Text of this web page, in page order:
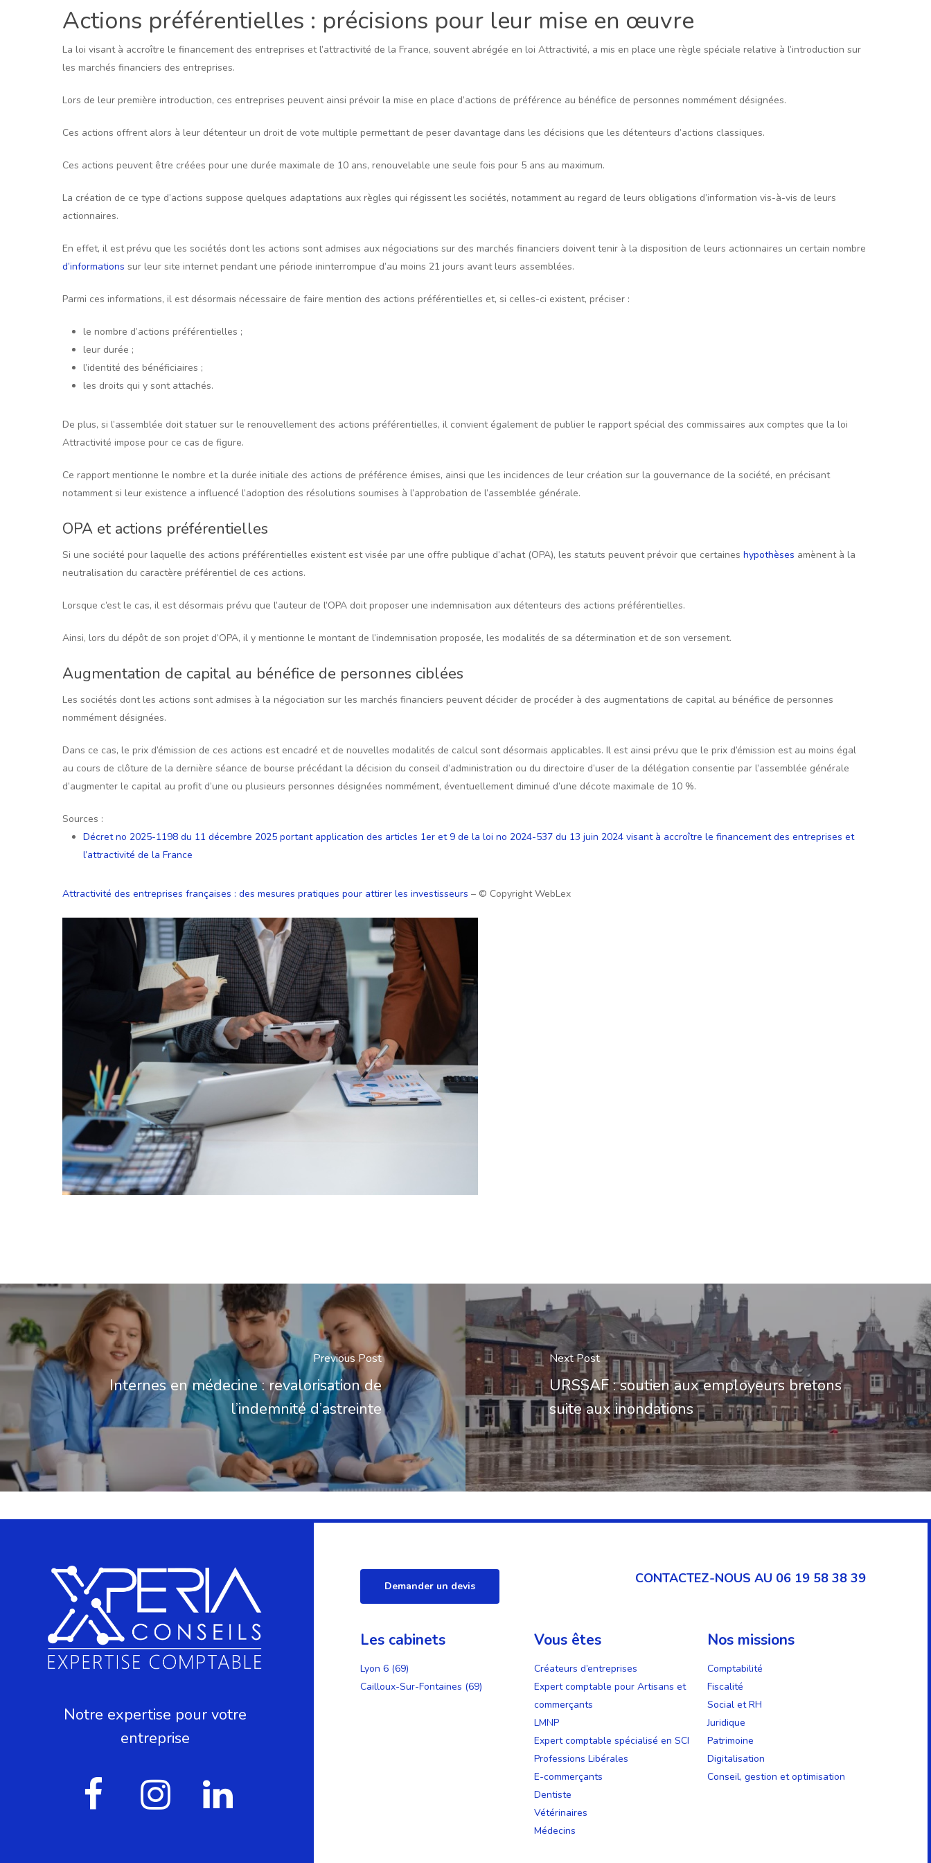
Actions préférentielles : précisions pour leur mise en œuvre
La loi visant à accroître le financement des entreprises et l’attractivité de la France, souvent abrégée en loi Attractivité, a mis en place une règle spéciale relative à l’introduction sur
les marchés financiers des entreprises.
Lors de leur première introduction, ces entreprises peuvent ainsi prévoir la mise en place d’actions de préférence au bénéfice de personnes nommément désignées.
Ces actions offrent alors à leur détenteur un droit de vote multiple permettant de peser davantage dans les décisions que les détenteurs d’actions classiques.
Ces actions peuvent être créées pour une durée maximale de 10 ans, renouvelable une seule fois pour 5 ans au maximum.
La création de ce type d’actions suppose quelques adaptations aux règles qui régissent les sociétés, notamment au regard de leurs obligations d’information vis-à-vis de leurs
actionnaires.
En effet, il est prévu que les sociétés dont les actions sont admises aux négociations sur des marchés financiers doivent tenir à la disposition de leurs actionnaires un certain nombre
d’informations sur leur site internet pendant une période ininterrompue d’au moins 21 jours avant leurs assemblées.
Parmi ces informations, il est désormais nécessaire de faire mention des actions préférentielles et, si celles-ci existent, préciser :
le nombre d’actions préférentielles ;
leur durée ;
l’identité des bénéficiaires ;
les droits qui y sont attachés.
De plus, si l’assemblée doit statuer sur le renouvellement des actions préférentielles, il convient également de publier le rapport spécial des commissaires aux comptes que la loi
Attractivité impose pour ce cas de figure.
Ce rapport mentionne le nombre et la durée initiale des actions de préférence émises, ainsi que les incidences de leur création sur la gouvernance de la société, en précisant
notamment si leur existence a influencé l’adoption des résolutions soumises à l’approbation de l’assemblée générale.
OPA et actions préférentielles
Si une société pour laquelle des actions préférentielles existent est visée par une offre publique d’achat (OPA), les statuts peuvent prévoir que certaines hypothèses amènent à la
neutralisation du caractère préférentiel de ces actions.
Lorsque c’est le cas, il est désormais prévu que l’auteur de l’OPA doit proposer une indemnisation aux détenteurs des actions préférentielles.
Ainsi, lors du dépôt de son projet d’OPA, il y mentionne le montant de l’indemnisation proposée, les modalités de sa détermination et de son versement.
Augmentation de capital au bénéfice de personnes ciblées
Les sociétés dont les actions sont admises à la négociation sur les marchés financiers peuvent décider de procéder à des augmentations de capital au bénéfice de personnes
nommément désignées.
Dans ce cas, le prix d’émission de ces actions est encadré et de nouvelles modalités de calcul sont désormais applicables. Il est ainsi prévu que le prix d’émission est au moins égal
au cours de clôture de la dernière séance de bourse précédant la décision du conseil d’administration ou du directoire d’user de la délégation consentie par l’assemblée générale
d’augmenter le capital au profit d’une ou plusieurs personnes désignées nommément, éventuellement diminué d’une décote maximale de 10 %.
Sources :
Décret no 2025-1198 du 11 décembre 2025 portant application des articles 1er et 9 de la loi no 2024-537 du 13 juin 2024 visant à accroître le financement des entreprises et
l’attractivité de la France
Attractivité des entreprises françaises : des mesures pratiques pour attirer les investisseurs – © Copyright WebLex
Previous Post
Internes en médecine : revalorisation de
l’indemnité d’astreinte
Next Post
URSSAF : soutien aux employeurs bretons
suite aux inondations
Notre expertise pour votre
entreprise
Demander un devis CONTACTEZ-NOUS AU 06 19 58 38 39
Les cabinets
Lyon 6 (69)
Cailloux-Sur-Fontaines (69)
Vous êtes
Créateurs d’entreprises
Expert comptable pour Artisans et
commerçants
LMNP
Expert comptable spécialisé en SCI
Professions Libérales
E-commerçants
Dentiste
Vétérinaires
Médecins
Nos missions
Comptabilité
Fiscalité
Social et RH
Juridique
Patrimoine
Digitalisation
Conseil, gestion et optimisation